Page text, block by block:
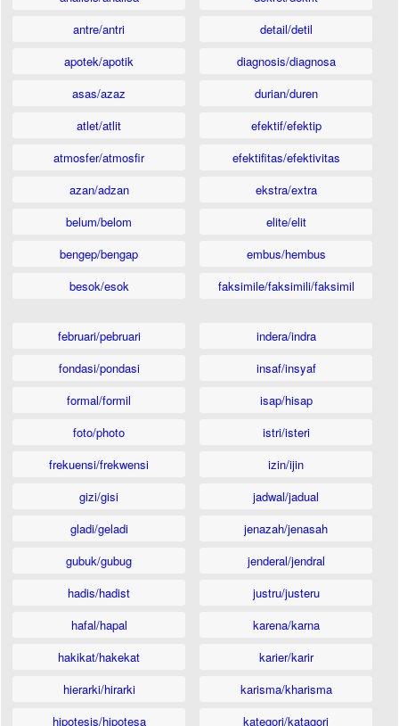
antre/antri
apotek/apotik
asas/azaz
atlet/atlit
atmosfer/atmosfir
azan/adzan
belum/belom
bengep/bengap
besok/esok
detail/detil
diagnosis/diagnosa
durian/duren
efektif/efektip
efektifitas/efektivitas
ekstra/extra
elite/elit
embus/hembus
faksimile/faksimili/faksimil
februari/pebruari
fondasi/pondasi
formal/formil
foto/photo
frekuensi/frekwensi
gizi/gisi
gladi/geladi
gubuk/gubug
hadis/hadist
hafal/hapal
hakikat/hakekat
hierarki/hirarki
hipotesis/hipotesa
indera/indra
insaf/insyaf
isap/hisap
istri/isteri
izin/ijin
jadwal/jadual
jenazah/jenasah
jenderal/jendral
justru/justeru
karena/karna
karier/karir
karisma/kharisma
kategori/katagori